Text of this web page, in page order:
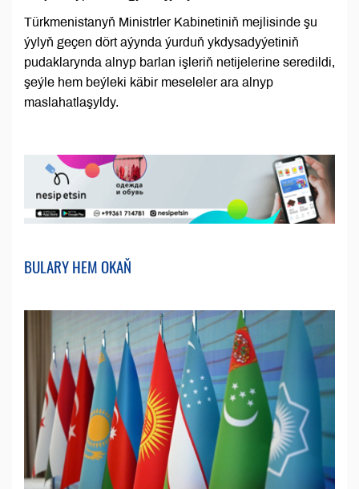
Türkmenistanyň Ministrler Kabinetiniň mejlisinde şu
ýylyň geçen dört aýynda ýurduň ykdysadyýetiniň
pudaklarynda alnyp barlan işleriň netijelerine seredildi,
şeýle hem beýleki käbir meseleler ara alnyp
maslahatlaşyldy.
BULARY HEM OKAŇ